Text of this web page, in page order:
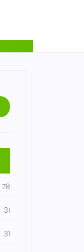
78
31
31